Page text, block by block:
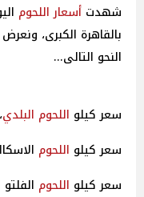
شهدت أسعار اللحوم
بالقاهرة الكبرى،
النحو التالى...
سعر كيلو اللحوم البلدي
سعر كيلو اللحوم
سعر كيلو اللحوم الفلتو